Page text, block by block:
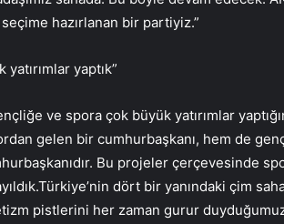
hazırlanan bir partiyiz.”
yaptık”
ve spora çok büyük yatırımlar
gelen bir cumhurbaşkanı, hem de
Bu projeler çerçevesinde
dört bir yanındaki çim
pistlerini her zaman gurur